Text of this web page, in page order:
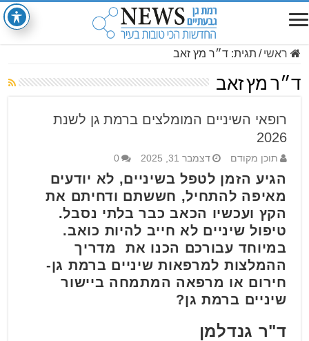
ראשי / תגית:ד״ר מץ זאב
ד״ר מץ זאב
רופאי השיניים המומלצים ברמת גן לשנת
2026
תוכן מקודם דצמבר 31, 2025 0
הגיע הזמן לטפל בשיניים, לא יודעים
מאיפה להתחיל, חששתם ודחיתם את
הקץ ועכשיו הכאב כבר בלתי נסבל.
טיפול שיניים לא חייב להיות כואב.
במיוחד עבורכם הכנו את מדריך
ההמלצות למרפאות שיניים ברמת גן-
חירום או מרפאה המתמחה ביישור
שיניים ברמת גן?
ד"ר גנדלמן